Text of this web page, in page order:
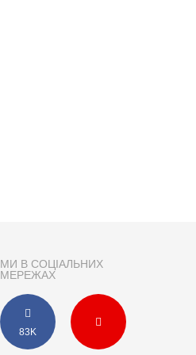
МИ В СОЦІАЛЬНИХ
МЕРЕЖАХ
83K